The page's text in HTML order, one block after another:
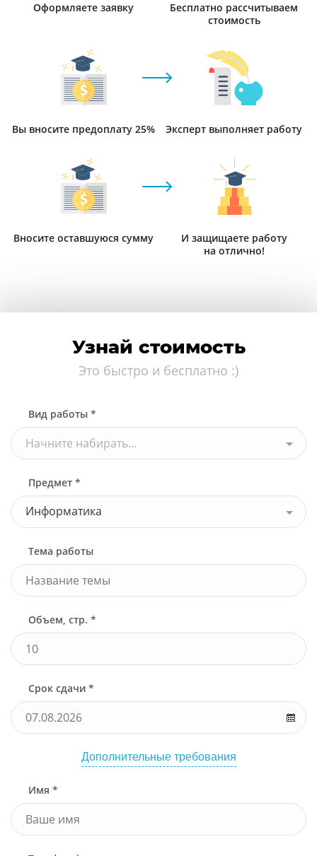
Оформляете заявку
Бесплатно рассчитываем
стоимость
Вы вносите предоплату 25% Эксперт выполняет работу
Вносите оставшуюся сумму
И защищаете работу
на отлично!
Узнай стоимость
Это быстро и бесплатно :)
Вид работы *
Начните набирать...
Предмет *
Информатика
Тема работы
Объем, стр. *
Срок сдачи *
Дополнительные требования
Имя *